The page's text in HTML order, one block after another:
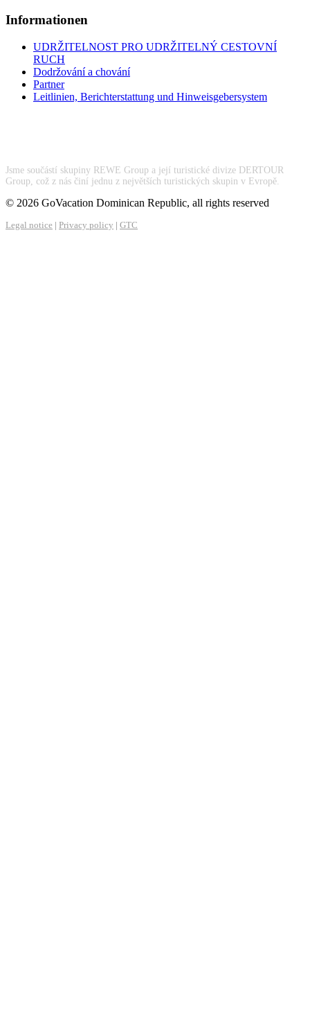
Informationen
UDRŽITELNOST PRO UDRŽITELNÝ CESTOVNÍ
RUCH
Dodržování a chování
Partner
Leitlinien, Berichterstattung und Hinweisgebersystem
Jsme součástí skupiny REWE Group a její turistické divize DERTOUR
Group, což z nás činí jednu z největších turistických skupin v Evropě.
© 2026 GoVacation Dominican Republic, all rights reserved
Legal notice | Privacy policy | GTC